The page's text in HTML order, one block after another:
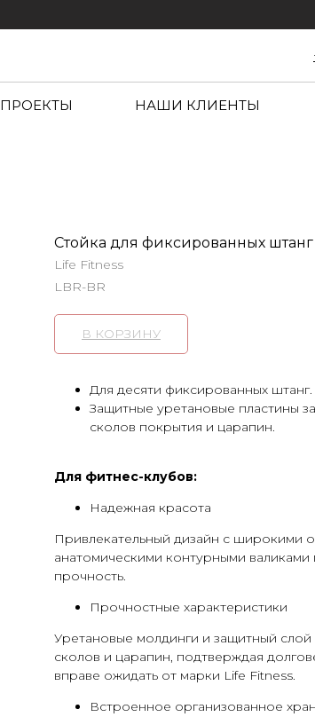
ПРОЕКТЫ НАШИ КЛИЕНТЫ
Стойка для фиксированных штанг
Life Fitness
LBR-BR
В КОРЗИНУ
Для десяти фиксированных штанг.
Защитные уретановые пластины
сколов покрытия и царапин.
Для фитнес-клубов:
Надежная красота
Привлекательный дизайн с широкими
анатомическими контурными валиками
прочность.
Прочностные характеристики
Уретановые молдинги и защитный
сколов и царапин, подтверждая
вправе ожидать от марки Life Fitness.
Встроенное организованное